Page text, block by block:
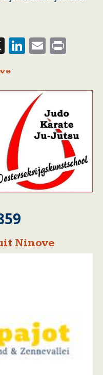
X LinkedIn
Email
Ninove